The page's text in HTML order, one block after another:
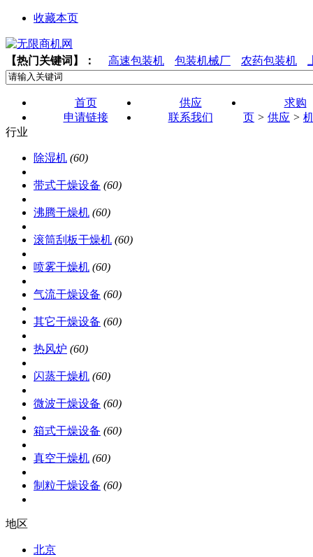
收藏本页
【热门关键词】： 高速包装机 包装机械厂 农药包装机
首页 供应
求购
申请链接
联系我们 页 > 供应 >
行业
除湿机 (60)
带式干燥设备 (60)
沸腾干燥机 (60)
滚筒刮板干燥机 (60)
喷雾干燥机 (60)
气流干燥设备 (60)
其它干燥设备 (60)
热风炉 (60)
闪蒸干燥机 (60)
微波干燥设备 (60)
箱式干燥设备 (60)
真空干燥机 (60)
制粒干燥设备 (60)
地区
北京